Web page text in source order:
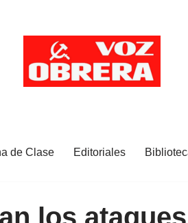
de Clase Editoriales
los